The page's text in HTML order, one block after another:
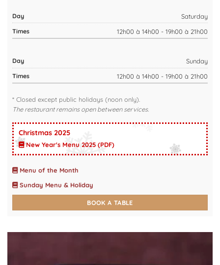
Saturday
12h00 à 14h00 - 19h00 à 21h00
Sunday
12h00 à 14h00 - 19h00 à 21h00
* Closed except public holidays (noon only).
The restaurant remains open between services.
Christmas 2025
New Year's Menu 2025 (PDF)
Menu of the Month
Sunday Menu & Holiday
BOOK A TABLE